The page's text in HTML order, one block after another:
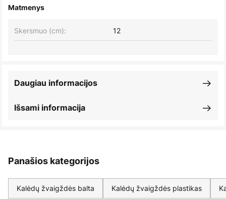
Matmenys
Skersmuo (cm): 12
Išsami informacija
Daugiau informacijos
Panašios kategorijos
Kalėdų žvaigždės balta Kalėdų žvaigždės plastikas